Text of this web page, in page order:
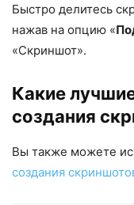
Быстро делитесь
нажав на опцию «
«Скриншот».
Какие
создания
Вы также можете
создания